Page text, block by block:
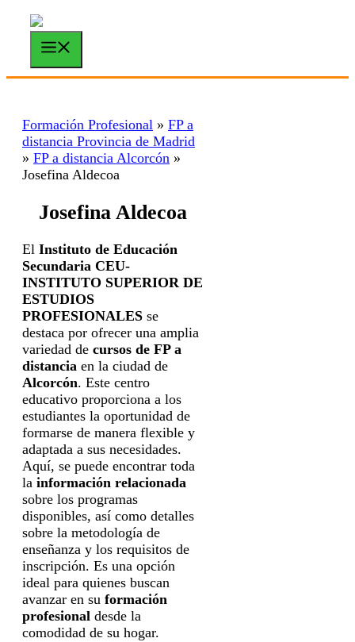
Saltar
contenido
Formación Profesional » FP a
distancia Provincia de Madrid
» FP a distancia Alcorcón »
Josefina Aldecoa
Josefina Aldecoa
El Instituto de Educación
Secundaria CEU-
INSTITUTO SUPERIOR DE
ESTUDIOS
PROFESIONALES se
destaca por ofrecer una amplia
variedad de cursos de FP a
distancia en la ciudad de
Alcorcón. Este centro
educativo proporciona a los
estudiantes la oportunidad de
formarse de manera flexible y
adaptada a sus necesidades.
Aquí, se puede encontrar toda
la información relacionada
sobre los programas
disponibles, así como detalles
sobre la metodología de
enseñanza y los requisitos de
inscripción. Es una opción
ideal para quienes buscan
avanzar en su formación
profesional desde la
comodidad de su hogar.